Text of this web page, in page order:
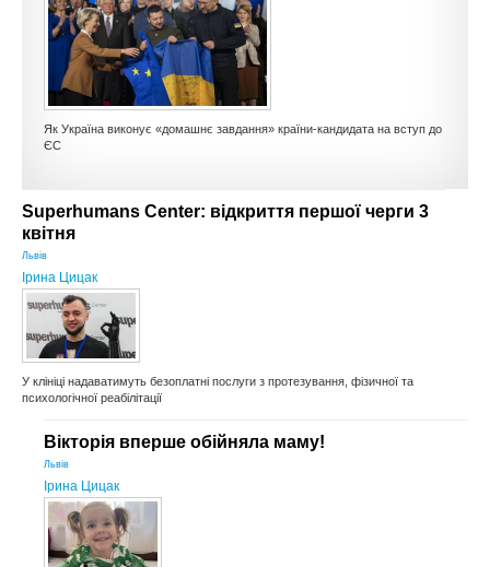
КУЛЬТУРА
СПОРТ
ОПИТУВАННЯ
Як Україна виконує «домашнє завдання» країни-кандидата на вступ до
ЄС
Superhumans Center: відкриття першої черги 3
квітня
Львів
Ірина Цицак
У клініці надаватимуть безоплатні послуги з протезування, фізичної та
психологічної реабілітації
Вікторія вперше обійняла маму!
Львів
Ірина Цицак